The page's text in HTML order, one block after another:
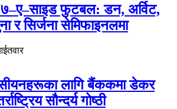
फुटबल: डन, अर्विट,
र सिर्जना सेमिफाइनलमा
लागि बैंककमा डेकर
सौन्दर्य गोष्ठी